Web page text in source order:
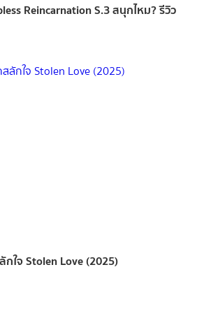
Reincarnation S.3 สนุกไหม? รีวิว
ใจ Stolen Love (2025)